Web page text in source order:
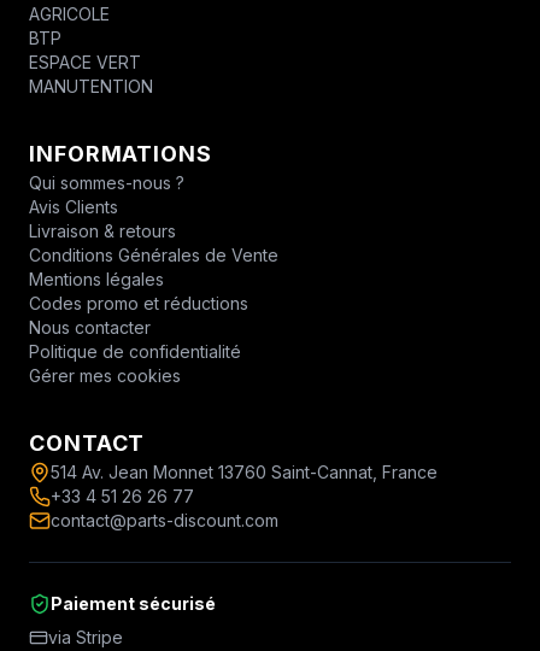
AGRICOLE
BTP
ESPACE VERT
MANUTENTION
INFORMATIONS
Qui sommes-nous ?
Avis Clients
Livraison & retours
Conditions Générales de Vente
Mentions légales
Codes promo et réductions
Nous contacter
Politique de confidentialité
Gérer mes cookies
CONTACT
514 Av. Jean Monnet 13760 Saint-Cannat, France
+33 4 51 26 26 77
contact@parts-discount.com
Paiement sécurisé
via Stripe